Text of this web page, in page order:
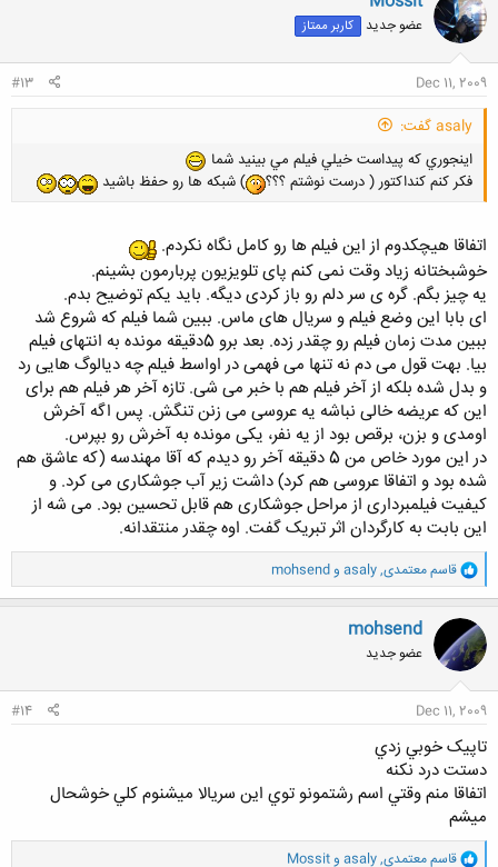
کارشناس ارشد متالورژی هستم و تمام واحد های جوشکاری و غواصی رو با
نمرات بالا پشت سر گذاشتم. به نظرم بتونم کمکتون بکنم. خلاصه سرتون رو درد
نیارم. پسره راه میوفته می ره اونجا. می پره تو آب و در عمق چهل متری یه
جوش تپل می ده که همه (که داشتن با مانیتور اون صحنه رو تماشا می کردن)
ش
ه
ا
عضو جدید کاربر ممتاز
Dec 11, 2009
#13
asaly گفت:
اينجوري كه پيداست خيلي فيلم مي بينيد شما
فكر كنم كنداكتور ( درست نوشتم ؟؟؟
) شبكه ها رو حفظ باشيد
اتفاقا هیچکدوم از این فیلم ها رو کامل نگاه نکردم.
خوشبختانه زیاد وقت نمی کنم پای تلویزیون پربارمون بشینم.
یه چیز بگم. گره ی سر دلم رو باز کردی دیگه. باید یکم توضیح بدم.
ای بابا این وضع فیلم و سریال های ماس. ببین شما فیلم که شروع شد
ببین مدت زمان فیلم رو چقدر زده. بعد برو 5دقیقه مونده به انتهای فیلم
بیا. بهت قول می دم نه تنها می فهمی در اواسط فیلم چه دیالوگ هایی رد
و بدل شده بلکه از آخر فیلم هم با خبر می شی. تازه آخر هر فیلم هم برای
این که عریضه خالی نباشه یه عروسی می زنن تنگش. پس اگه آخرش
اومدی و بزن، برقص بود از یه نفر، یکی مونده به آخرش رو بپرس.
در این مورد خاص من 5 دقیقه آخر رو دیدم که آقا مهندسه (که عاشق هم
شده بود و اتفاقا عروسی هم کرد) داشت زیر آب جوشکاری می کرد. و
کیفیت فیلمبرداری از مراحل جوشکاری هم قابل تحسین بود. می شه از
این بابت به کارگردان اثر تبریک گفت. اوه چقدر منتقدانه.
و
ا
ک
ن
ش
ه
ا
قاسم معتمدی,
asaly و mohsend
mohsend
عضو جدید
Dec 11, 2009
#14
تاپيک خوبي زدي
دستت درد نکنه
اتفاقا منم وقتي اسم رشتمونو توي اين سريالا ميشنوم کلي خوشحال
ميشم
و
قاسم معتمدی,
asaly وMossit